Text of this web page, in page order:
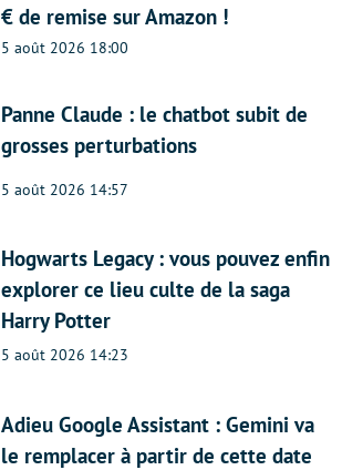
€ de remise sur Amazon !
5 août 2026 18:00
Panne Claude : le chatbot subit de
grosses perturbations
5 août 2026 14:57
Hogwarts Legacy : vous pouvez enfin
explorer ce lieu culte de la saga
Harry Potter
5 août 2026 14:23
Adieu Google Assistant : Gemini va
le remplacer à partir de cette date